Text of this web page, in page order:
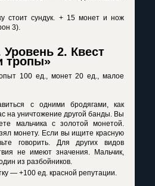
стоит сундук. + 15 монет и нож
3).
Уровень 2. Квест
тропы»
100 ед., монет 20 ед., малое
с одними бродягами, как
на уничтожение другой банды. Вы
мальчика с золотой монетой.
монету. Если вы ищите красную
говорить. Для других видов
не имеют значения. Мальчик,
из разбойников.
— +100 ед. красной репутации.